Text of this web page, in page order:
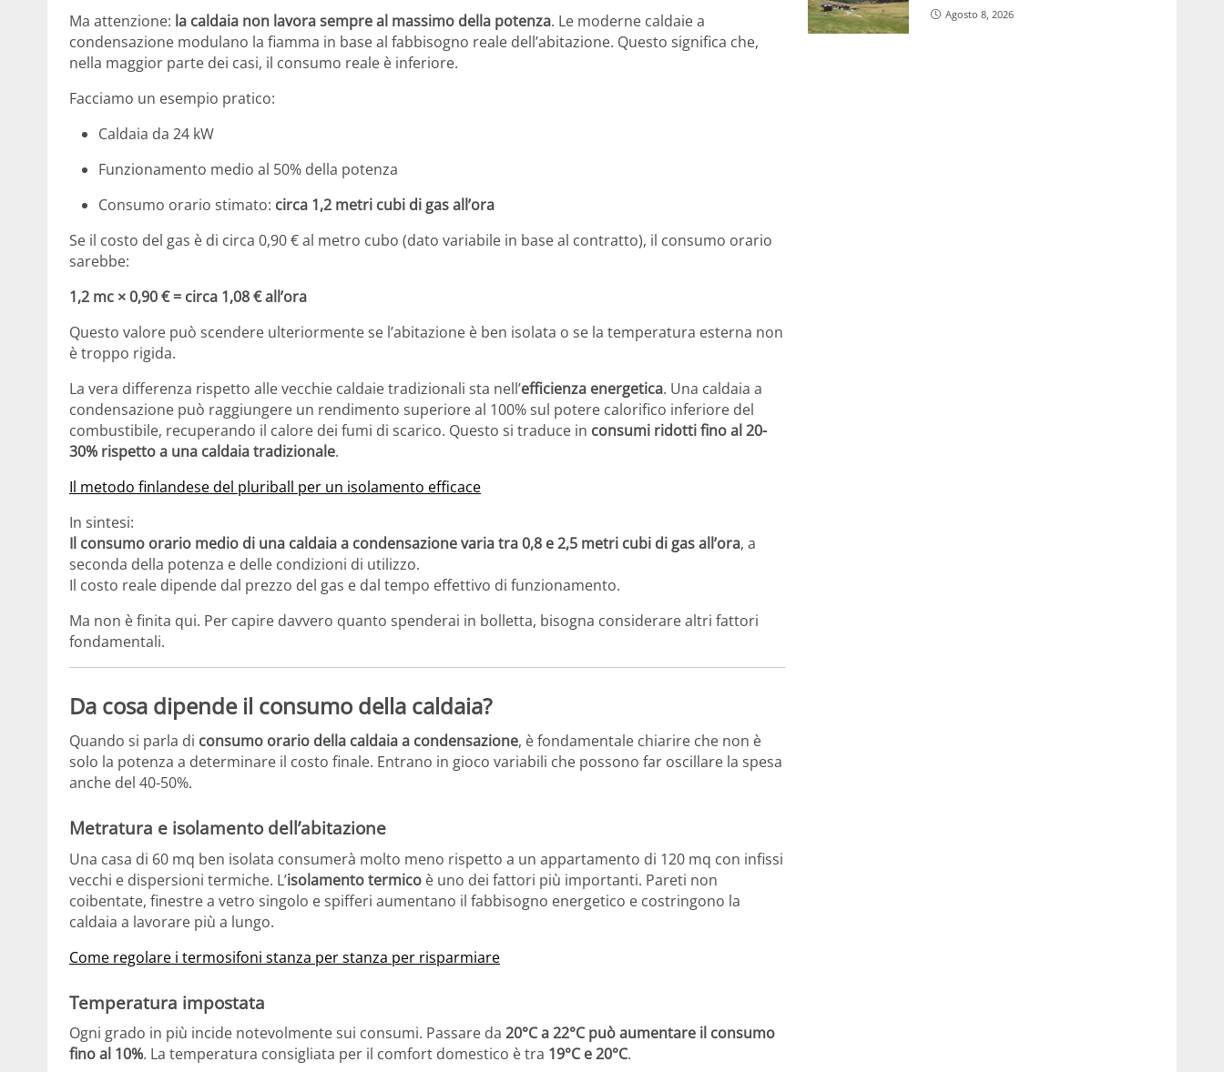
Ma attenzione: la caldaia non lavora sempre al massimo della potenza. Le moderne caldaie a
condensazione modulano la fiamma in base al fabbisogno reale dell’abitazione. Questo significa che,
nella maggior parte dei casi, il consumo reale è inferiore.
Facciamo un esempio pratico:
Caldaia da 24 kW
Funzionamento medio al 50% della potenza
Consumo orario stimato: circa 1,2 metri cubi di gas all’ora
Se il costo del gas è di circa 0,90 € al metro cubo (dato variabile in base al contratto), il consumo orario
sarebbe:
1,2 mc × 0,90 € = circa 1,08 € all’ora
Questo valore può scendere ulteriormente se l’abitazione è ben isolata o se la temperatura esterna non
è troppo rigida.
La vera differenza rispetto alle vecchie caldaie tradizionali sta nell’efficienza energetica. Una caldaia a
condensazione può raggiungere un rendimento superiore al 100% sul potere calorifico inferiore del
combustibile, recuperando il calore dei fumi di scarico. Questo si traduce in consumi ridotti fino al 20-
30% rispetto a una caldaia tradizionale.
Il metodo finlandese del pluriball per un isolamento efficace
In sintesi:
Il consumo orario medio di una caldaia a condensazione varia tra 0,8 e 2,5 metri cubi di gas all’ora, a
seconda della potenza e delle condizioni di utilizzo.
Il costo reale dipende dal prezzo del gas e dal tempo effettivo di funzionamento.
Ma non è finita qui. Per capire davvero quanto spenderai in bolletta, bisogna considerare altri fattori
fondamentali.
Da cosa dipende il consumo della caldaia?
Quando si parla di consumo orario della caldaia a condensazione, è fondamentale chiarire che non è
solo la potenza a determinare il costo finale. Entrano in gioco variabili che possono far oscillare la spesa
anche del 40-50%.
Metratura e isolamento dell’abitazione
Una casa di 60 mq ben isolata consumerà molto meno rispetto a un appartamento di 120 mq con infissi
vecchi e dispersioni termiche. L’isolamento termico è uno dei fattori più importanti. Pareti non
coibentate, finestre a vetro singolo e spifferi aumentano il fabbisogno energetico e costringono la
caldaia a lavorare più a lungo.
Come regolare i termosifoni stanza per stanza per risparmiare
Temperatura impostata
Ogni grado in più incide notevolmente sui consumi. Passare da 20°C a 22°C può aumentare il consumo
fino al 10%. La temperatura consigliata per il comfort domestico è tra 19°C e 20°C.
Agosto 8, 2026